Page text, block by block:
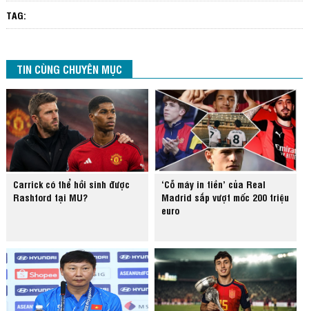
TAG:
TIN CÙNG CHUYÊN MỤC
Carrick có thể hồi sinh được
Rashford tại MU?
‘Cỗ máy in tiền’ của Real
Madrid sắp vượt mốc 200 triệu
euro